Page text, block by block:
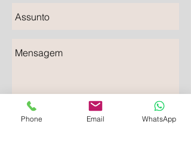
Phone Email WhatsApp